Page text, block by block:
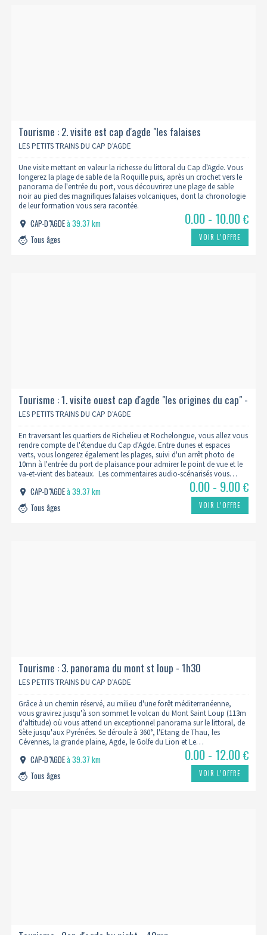
Tourisme : 2. visite est cap d'agde "les falaises
volcaniques" - 1h10
LES PETITS TRAINS DU CAP D'AGDE
Une visite mettant en valeur la richesse du littoral du Cap d'Agde. Vous
longerez la plage de sable de la Roquille puis, après un crochet vers le
panorama de l'entrée du port, vous découvrirez une plage de sable
noir au pied des magnifiques falaises volcaniques, dont la chronologie
de leur formation vous sera racontée.
CAP-D"AGDEà 39.37 km
Tous âges
0.00 - 10.00€
VOIR L’OFFRE
Tourisme : 1. visite ouest cap d'agde "les origines du cap" -
1h00
LES PETITS TRAINS DU CAP D'AGDE
En traversant les quartiers de Richelieu et Rochelongue, vous allez vous
rendre compte de l'étendue du Cap d'Agde. Entre dunes et espaces
verts, vous longerez également les plages, suivi d'un arrêt photo de
10mn à l'entrée du port de plaisance pour admirer le point de vue et le
va-et-vient des bateaux. Les commentaires audio-scénarisés vous…
CAP-D"AGDEà 39.37 km
Tous âges
0.00 - 9.00€
VOIR L’OFFRE
Tourisme : 3. panorama du mont st loup - 1h30
LES PETITS TRAINS DU CAP D'AGDE
Grâce à un chemin réservé, au milieu d'une forêt méditerranéenne,
vous gravirez jusqu'à son sommet le volcan du Mont Saint Loup (113m
d'altitude) où vous attend un exceptionnel panorama sur le littoral, de
Sète jusqu'aux Pyrénées. Se déroule à 360°, l'Etang de Thau, les
Cévennes, la grande plaine, Agde, le Golfe du Lion et Le…
CAP-D"AGDEà 39.37 km
Tous âges
0.00 - 12.00€
VOIR L’OFFRE